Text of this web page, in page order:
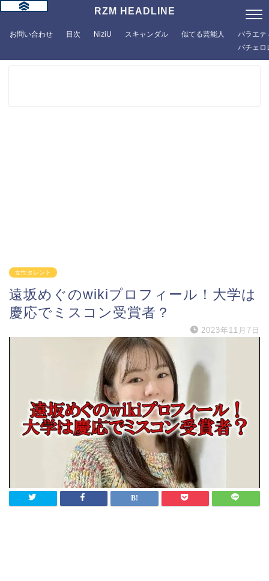
RZM HEADLINE
お問い合わせ 目次 NiziU スキャンダル 似てる芸能人
バラエテ
バチェロ
女性タレント
遠坂めぐのwikiプロフィール！大学は
慶応でミスコン受賞者？
2023年11月7日